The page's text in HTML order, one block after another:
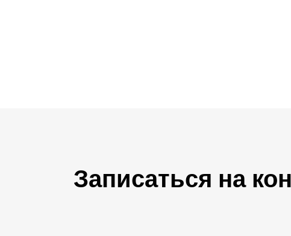
Записаться на